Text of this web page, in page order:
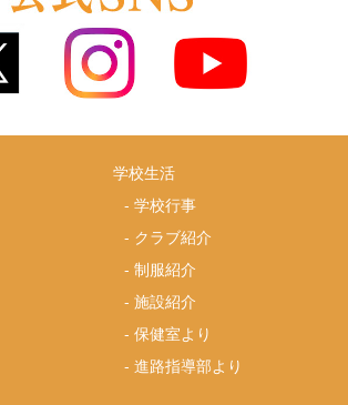
学校生活
-学校行事
- クラブ紹介
-制服紹介
-施設紹介
-保健室より
-進路指導部より